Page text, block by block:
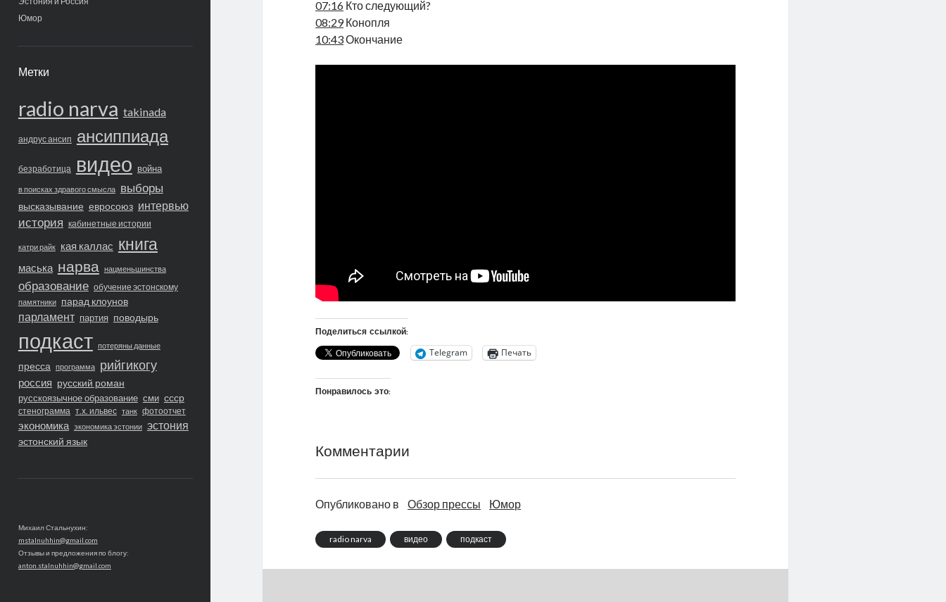
Юмор
Метки
radio narva takinada
андрус ансип ансиппиада
безработица видео война
в поисках здравого смысла выборы
высказывание евросоюз интервью
история кабинетные истории
катри райк кая каллас книга
маська нарва нацменьшинства
образование обучение эстонскому
памятники парад клоунов
парламент партия поводырь
подкаст потеряны данные
пресса программа рийгикогу
россия русский роман
русскоязычное образование сми ссср
стенограмма т.х. ильвес танк фотоотчет
экономика экономика эстонии эстония
эстонский язык
Михаил Стальнухин:
mstalnuhhin@gmail.com
Отзывы и предложения по блогу:
anton.stalnuhhin@gmail.com
07:16 Кто следующий?
08:29Конопля
10:43Окончание
Поделиться ссылкой:
Telegram Печать
Понравилось это:
Комментарии
Опубликовано в Обзор прессы Юмор
radio narva видео подкаст